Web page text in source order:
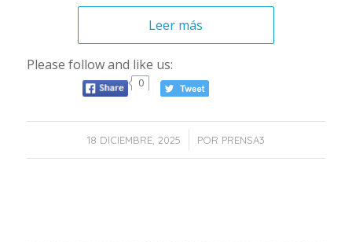
Leer más
Please follow and like us:
0
18 DICIEMBRE, 2025
/ POR PRENSA3